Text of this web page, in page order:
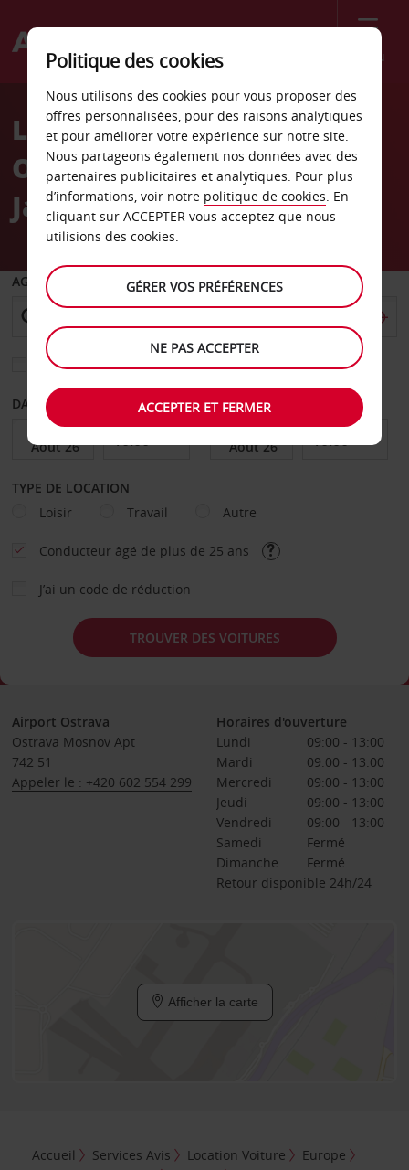
Menu
Welcome
AvisLocation de voiture
Ostrava Aéroport Leoš
Janáček
AGENCE DE DÉPART
Sélectionnez une autre agence de retour
DATE DE DÉPART DATE DE RETOUR
TYPE DE LOCATION
Loisir
Travail Autre
Conducteur âgé de plus de 25 ans
J’ai un code de réduction
TROUVER DES VOITURES
Airport Ostrava
Ostrava Mosnov Apt
742 51
Appeler le : +420 602 554 299
Horaires d'ouverture
Lundi
09:00 - 13:00
Mardi
09:00 - 13:00
Mercredi
09:00 - 13:00
Jeudi
09:00 - 13:00
Vendredi
09:00 - 13:00
Samedi
Fermé
Dimanche
Fermé
Retour disponible 24h/24
Afficher la carte
Accueil Services Avis Location Voiture
Europe
Politique des cookies
Nous utilisons des cookies pour vous proposer des
offres personnalisées, pour des raisons analytiques
et pour améliorer votre expérience sur notre site.
Nous partageons également nos données avec des
partenaires publicitaires et analytiques. Pour plus
d’informations, voir notre politique de cookies. En
cliquant sur ACCEPTER vous acceptez que nous
utilisions des cookies.
GÉRER VOS PRÉFÉRENCES
NE PAS ACCEPTER
ACCEPTER ET FERMER